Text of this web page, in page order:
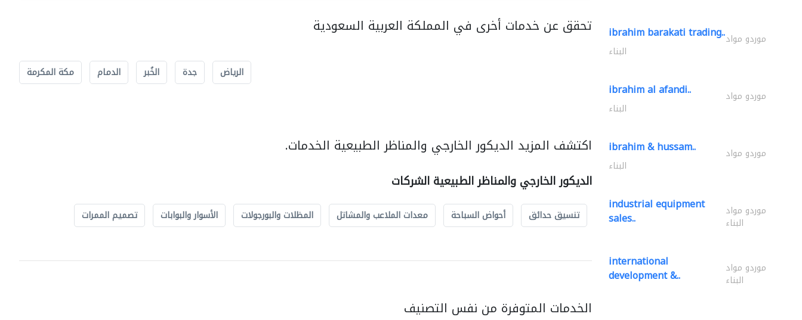
تحقق عن خدمات أخرى في المملكة العربية السعودية
الرياض جدة الخُبر الدمام مكة المكرمة
اكتشف المزيد الديكور الخارجي والمناظر الطبيعية الخدمات.
الديكور الخارجي والمناظر الطبيعية الشركات
تنسيق حدائق أحواض السباحة معدات الملاعب والمشاتل المظلات والبورجولات الأسوار والبوابات تصميم الممرات
الخدمات المتوفرة من نفس التصنيف
ibrahim barakati trading..موردو مواد
البناء
ibrahim al afandi.. موردو مواد
البناء
ibrahim & hussam.. موردو مواد
البناء
industrial equipment
sales.. موردو مواد
البناء
international
development &.. موردو مواد
البناء